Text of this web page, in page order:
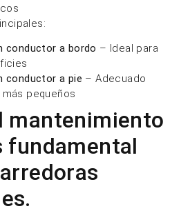
conductor a bordo – Ideal para
conductor a pie – Adecuado
pequeños
mantenimiento
fundamental